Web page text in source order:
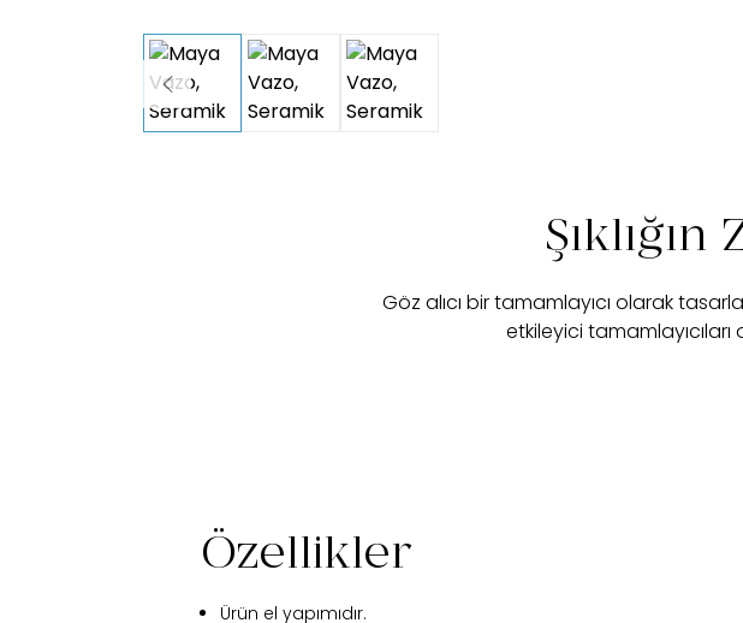
Göz alıcı bir tamamlayıcı olarak
etkileyici tamamlayıcıları
Özellikler
Ürün el yapımıdır.